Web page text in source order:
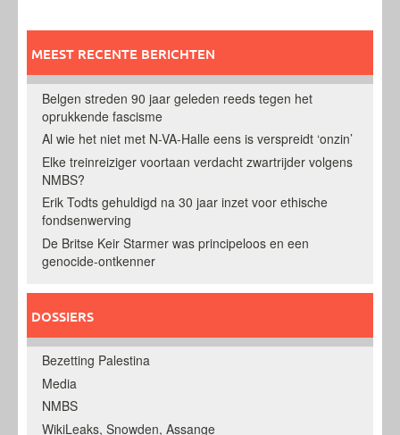
MEEST RECENTE BERICHTEN
Belgen streden 90 jaar geleden reeds tegen het
oprukkende fascisme
Al wie het niet met N-VA-Halle eens is verspreidt ‘onzin’
Elke treinreiziger voortaan verdacht zwartrijder volgens
NMBS?
Erik Todts gehuldigd na 30 jaar inzet voor ethische
fondsenwerving
De Britse Keir Starmer was principeloos en een
genocide-ontkenner
DOSSIERS
Bezetting Palestina
Media
NMBS
WikiLeaks, Snowden, Assange